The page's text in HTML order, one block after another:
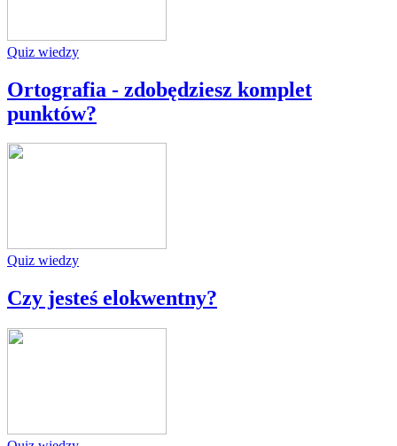
Quiz wiedzy
Ortografia - zdobędziesz komplet
punktów?
Quiz wiedzy
Czy jesteś elokwentny?